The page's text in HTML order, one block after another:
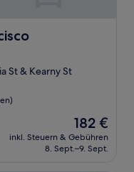
St & Kearny St
Der
Preis
beträgt
182 €
inkl. Steuern & Gebühren
8. Sept.–9. Sept.